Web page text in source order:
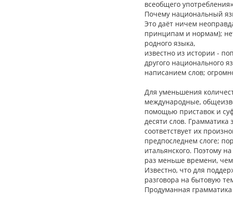
всеобщего
Почему национальный
Это даёт ничем
принципам и нормам);
родного языка,
известно из истории -
другого национального
написанием слов;
Для уменьшения
международные,
помощью приставок и
десяти слов. Грамматика
соответствует их
предпоследнем слоге;
итальянского. Поэтому
раз меньше времени,
Известно, что для
разговора на бытовую
Продуманная грамматика